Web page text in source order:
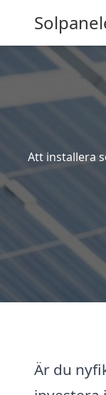
Att installera
Är du